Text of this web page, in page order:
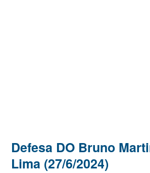
Defesa DO Bruno
Lima (27/6/2024)